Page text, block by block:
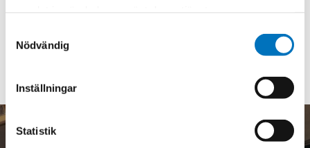
Nödvändig
Inställningar
Statistik